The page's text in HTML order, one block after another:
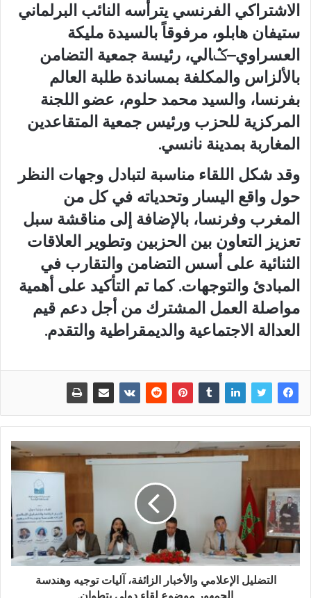
الاشتراكي الفرنسي يترأسه النائب البرلماني
ستيفان هابلو، مرفوقاً بالسيدة مليكة
العسراوي–ݣالي، رئيسة جمعية التضامن
بالألزاس والمكلفة بمساندة طلبة العالم
بفرنسا، والسيد محمد حلوم، عضو اللجنة
المركزية للحزب ورئيس جمعية المتقاعدين
المغاربة بمدينة نانسي.
وقد شكل اللقاء مناسبة لتبادل وجهات النظر
حول واقع اليسار وتحدياته في كل من
المغرب وفرنسا، بالإضافة إلى مناقشة سبل
تعزيز التعاون بين الحزبين وتطوير العلاقات
الثنائية على أسس التضامن والتقارب في
المبادئ والتوجهات. كما تم التأكيد على أهمية
مواصلة العمل المشترك من أجل دعم قيم
العدالة الاجتماعية والديمقراطية والتقدم.
التضليل الإعلامي والأخبار الزائفة، آليات توجيه وهندسة